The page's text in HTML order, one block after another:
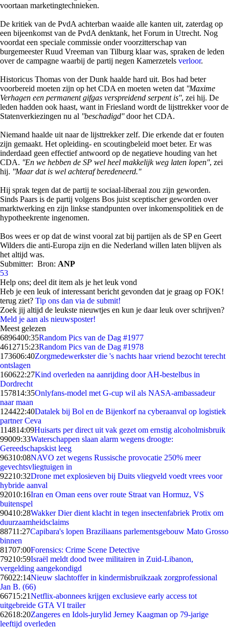
voortaan marketingtechnieken.
De kritiek van de PvdA achterban waaide alle kanten uit, zaterdag op
een bijeenkomst van de PvdA denktank, het Forum in Utrecht. Nog
voordat een speciale commissie onder voorzitterschap van
burgemeester Ruud Vreeman van Tilburg klaar was, spraken de leden
over de campagne waarbij de partij negen Kamerzetels verloor.
Historicus Thomas von der Dunk haalde hard uit. Bos had beter
voorbereid moeten zijn op het CDA en moeten weten dat ''Maxime
Verhagen een permanent gifgas verspreidend serpent is'', zei hij. De
leden hadden ook haast, want in Friesland wordt de lijsttrekker voor de
Statenverkiezingen nu al ''beschadigd''door het CDA.
Niemand haalde uit naar de lijsttrekker zelf. Die erkende dat er fouten
zijn gemaakt. Het opleiding- en scoutingbeleid moet beter. Er was
inderdaad geen effectief antwoord op de negatieve houding van het
CDA. ''En we hebben de SP wel heel makkelijk weg laten lopen'', zei
hij. ''Maar dat is wel achteraf beredeneerd.''
Hij sprak tegen dat de partij te sociaal-liberaal zou zijn geworden.
Sinds Paars is de partij volgens Bos juist sceptischer geworden over
marktwerking en zijn linkse standpunten over inkomenspolitiek en de
hypotheekrente ingenomen.
Bos wees er op dat de winst vooral zat bij partijen als de SP en Geert
Wilders die anti-Europa zijn en die Nederland willen laten blijven als
het altijd was.
Submitter: Bron: ANP
53
Help ons; deel dit item als je het leuk vond
Heb je een leuk of interessant bericht gevonden dat je graag op FOK!
terug ziet? Tip ons dan via de submit!
Zoek jij altijd de leukste nieuwtjes en kun je daar leuk over schrijven?
Meld je aan als nieuwsposter!
Meest gelezen
6896400:35Random Pics van de Dag #1977
4612715:23Random Pics van de Dag #1978
173606:40Zorgmedewerkster die 's nachts haar vriend bezocht terecht
ontslagen
160622:27Kind overleden na aanrijding door AH-bestelbus in
Dordrecht
157814:35Onlyfans-model met G-cup wil als NASA-ambassadeur
naar maan
124422:40Datalek bij Bol en de Bijenkorf na cyberaanval op logistiek
partner Ceva
114814:09Huisarts per direct uit vak gezet om ernstig alcoholmisbruik
99009:33Waterschappen slaan alarm wegens droogte:
Gereedschapskist leeg
96310:08NAVO zet wegens Russische provocatie 250% meer
gevechtsvliegtuigen in
92210:32Drone met explosieven bij Duits vliegveld voedt vrees voor
hybride aanval
92010:16Iran en Oman eens over route Straat van Hormuz, VS
buitenspel
90410:28Wakker Dier dient klacht in tegen insectenfabriek Protix om
duurzaamheidsclaims
88711:27Capibara's lopen Braziliaans parlementsgebouw Mato Grosso
binnen
81707:00Forensics: Crime Scene Detective
79210:59Israël meldt dood twee militairen in Zuid-Libanon,
vergelding aangekondigd
76022:14Nieuw slachtoffer in kindermisbruikzaak zorgprofessional
Jan B. (66)
66715:21Netflix-abonnees krijgen exclusieve early access tot
uitgebreide GTA VI trailer
62618:20Zangeres en Idols-jurylid Jerney Kaagman op 79-jarige
leeftijd overleden